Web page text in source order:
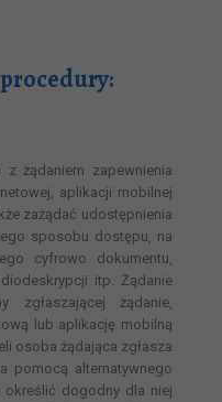
żądaniem zapewnienia
aplikacji mobilnej
zażądać udostępnienia
sposobu dostępu, na
cyfrowo dokumentu,
itp. Żądanie
zgłaszającej żądanie,
lub aplikację mobilną
osoba żądająca zgłasza
pomocą alternatywnego
dogodny dla niej